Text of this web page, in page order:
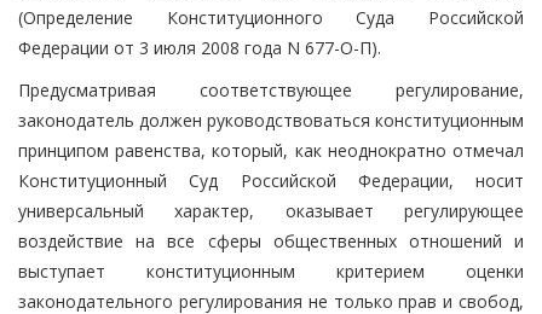
(Определение Конституционного Суда Российской
Федерации от 3 июля 2008 года N 677-О-П).
Предусматривая соответствующее регулирование,
законодатель должен руководствоваться конституционным
принципом равенства, который, как неоднократно отмечал
Конституционный Суд Российской Федерации, носит
универсальный характер, оказывает регулирующее
воздействие на все сферы общественных отношений и
выступает конституционным критерием оценки
законодательного регулирования не только прав и свобод,